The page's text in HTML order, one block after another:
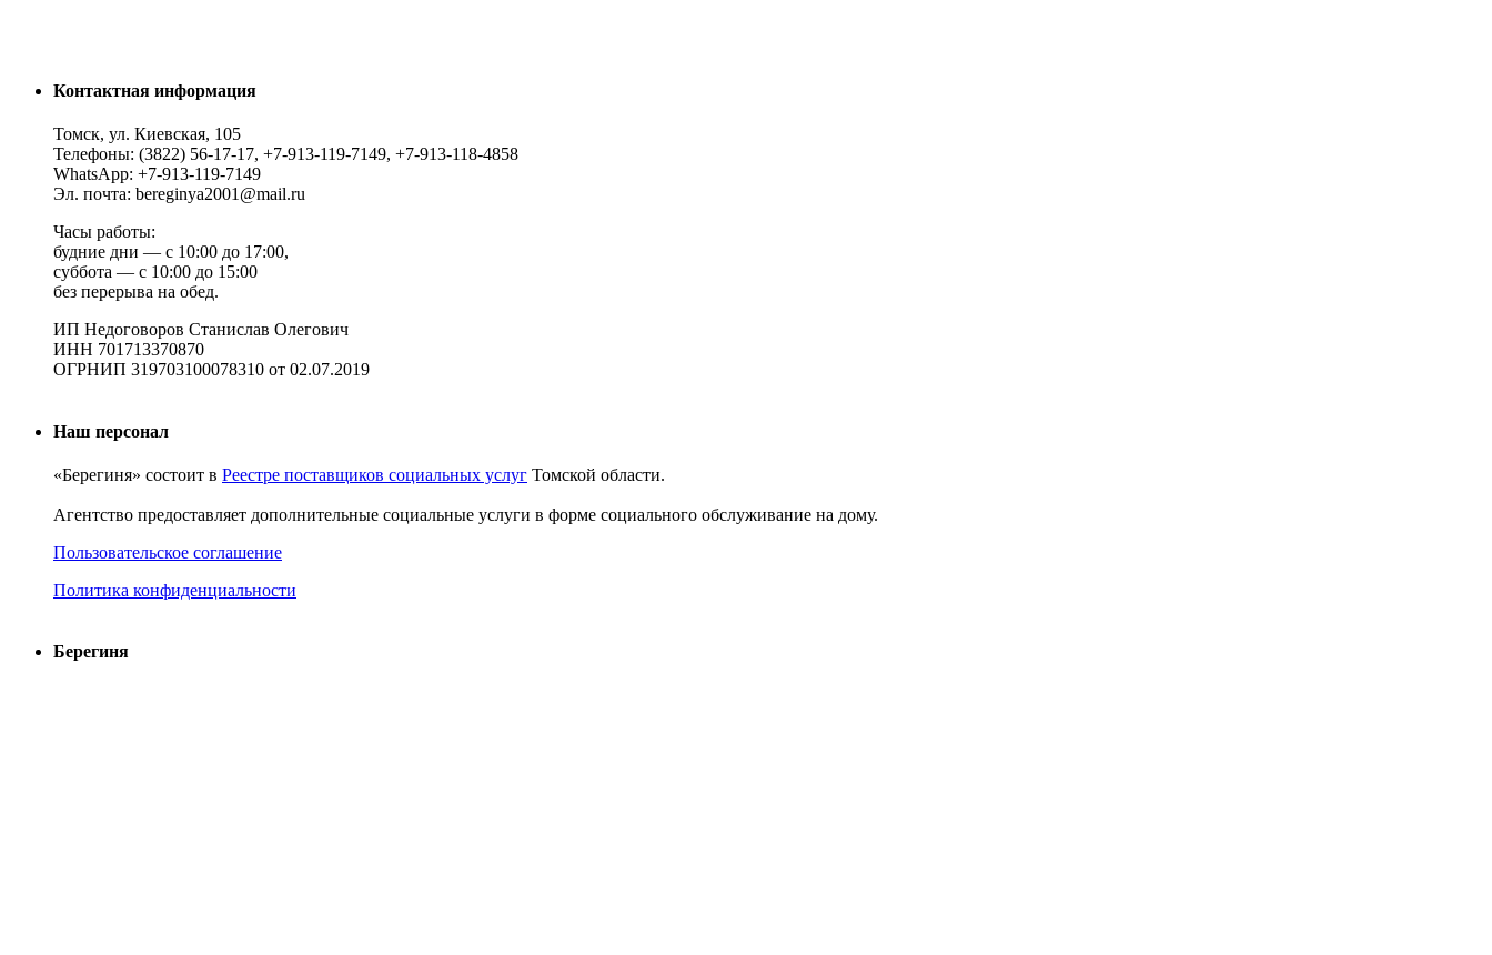
Контактная информация
Томск, ул. Киевская, 105
Телефоны: (3822) 56-17-17, +7-913-119-7149, +7-913-118-4858
WhatsApp: +7-913-119-7149
Эл. почта: bereginya2001@mail.ru
Часы работы:
будние дни — с 10:00 до 17:00,
суббота — с 10:00 до 15:00
без перерыва на обед.
ИП Недоговоров Станислав Олегович
ИНН 701713370870
ОГРНИП 319703100078310 от 02.07.2019
Наш персонал
«Берегиня» состоит в Реестре поставщиков социальных услуг Томской области.
Агентство предоставляет дополнительные социальные услуги в форме социального обслуживание на дому.
Пользовательское соглашение
Политика конфиденциальности
Берегиня